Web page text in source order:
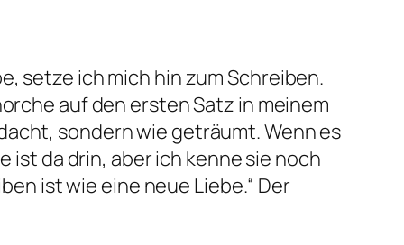
setze ich mich hin zum Schreiben.
auf den ersten Satz in meinem
sondern wie geträumt. Wenn es
ist da drin, aber ich kenne sie noch
ist wie eine neue Liebe.“ Der